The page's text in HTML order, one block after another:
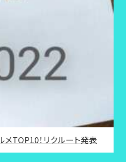
TOP10！リクルート発表